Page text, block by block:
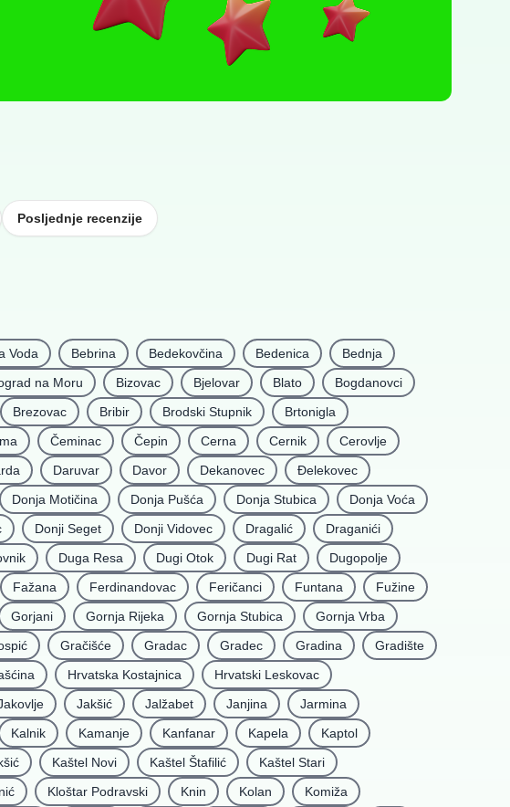
Posljednje recenzije
Voda Bebrina Bedekovčina Bedenica
Bednja
na Moru Bizovac Bjelovar Blato
Bogdanovci
Brezovac Bribir Brodski Stupnik
Brtonigla
Čeminac Čepin Cerna Cernik
Cerovlje
Daruvar Davor Dekanovec
Ðelekovec
Donja Motičina Donja Pušća Donja Stubica
Donja Voća
Donji Seget Donji Vidovec Dragalić
Draganići
Duga Resa Dugi Otok Dugi Rat
Dugopolje
Fažana Ferdinandovac Feričanci Funtana
Fužine
Gorjani Gornja Rijeka Gornja Stubica
Gornja Vrba
Gračišće Gradac Gradec Gradina
Gradište
Hrvatska Kostajnica
Hrvatski Leskovac
Jakšić Jalžabet Janjina
Jarmina
Kalnik Kamanje Kanfanar Kapela
Kaptol
Kaštel Novi Kaštel Štafilić
Kaštel Stari
Kloštar Podravski Knin Kolan
Komiža